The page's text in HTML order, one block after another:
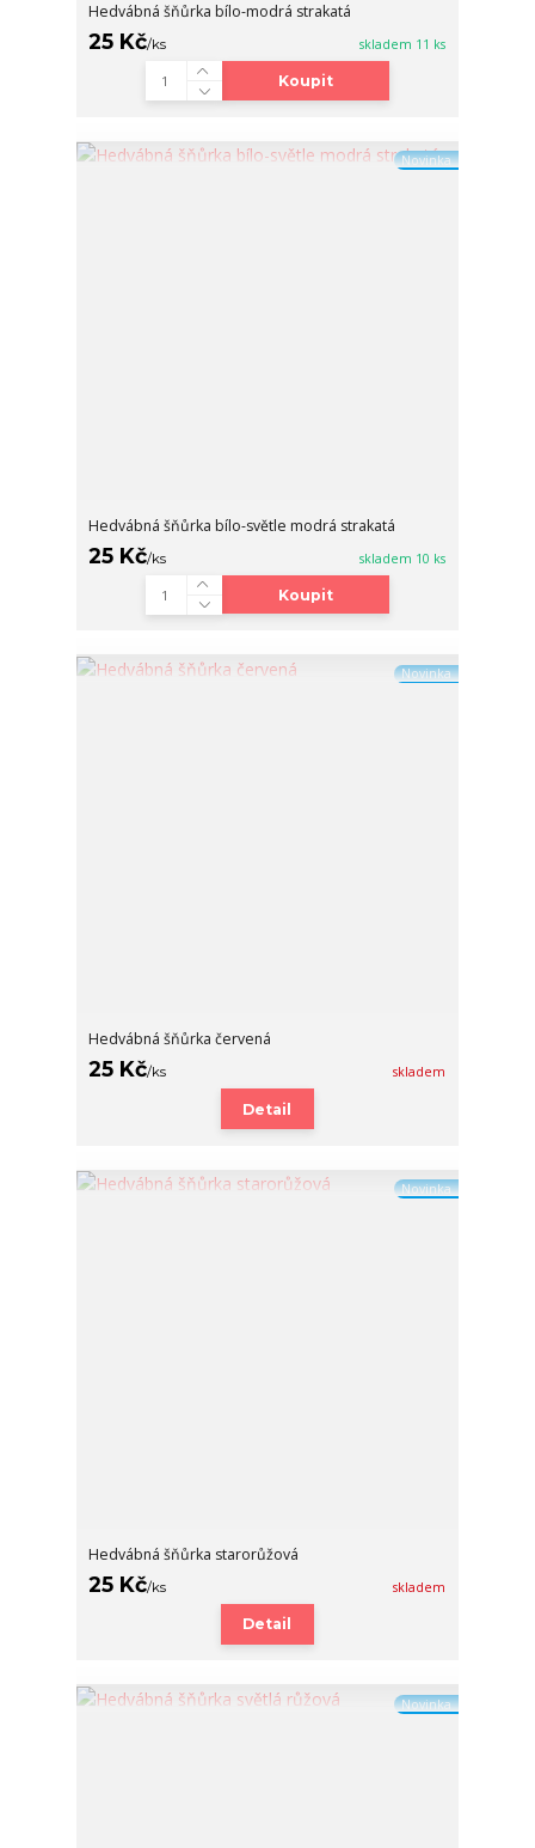
Hedvábná šňůrka bílo-modrá strakatá
25 Kč/ks skladem 11 ks
Koupit
Novinka
Hedvábná šňůrka bílo-světle modrá strakatá
25 Kč/ks skladem 10 ks
Koupit
Novinka
Hedvábná šňůrka červená
25 Kč/ks skladem
Detail
Novinka
Hedvábná šňůrka starorůžová
25 Kč/ks skladem
Detail
Novinka